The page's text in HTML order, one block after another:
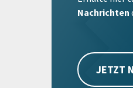
Nachrichten
JETZT